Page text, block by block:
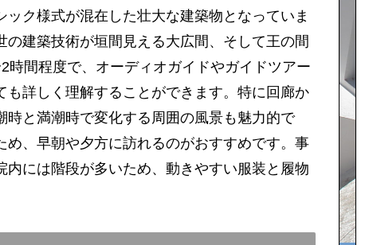
ク様式が混在した壮大な建築物となっていま
建築技術が垣間見える大広間、そして王の間
間程度で、オーディオガイドやガイドツアー
詳しく理解することができます。特に回廊か
と満潮時で変化する周囲の風景も魅力的で
、早朝や夕方に訪れるのがおすすめです。事
には階段が多いため、動きやすい服装と履物